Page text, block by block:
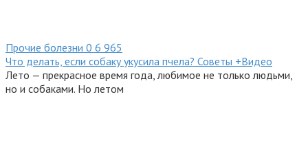
Прочие болезни 0 6 965
Что делать, если собаку укусила пчела? Советы +Видео
Лето — прекрасное время года, любимое не только людьми,
но и собаками. Но летом